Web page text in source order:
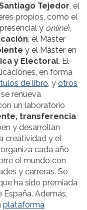
Tejedor , el
propios, como el
y online),
, el Máster
y el Máster en
y Electoral. El
en forma
de libro , y otros
renueva
un laboratorio
transferencia
y desarrollan
creatividad y el
cada año
el mundo con
y carreras. Se
que ha sido premiada
Además,
plataforma